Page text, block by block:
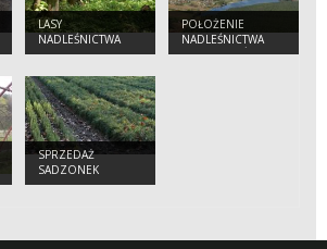
LASY
NADLEŚNICTWA
POŁOŻENIE
NADLEŚNICTWA
SUCHEDNIÓW
SPRZEDAŻ
SADZONEK